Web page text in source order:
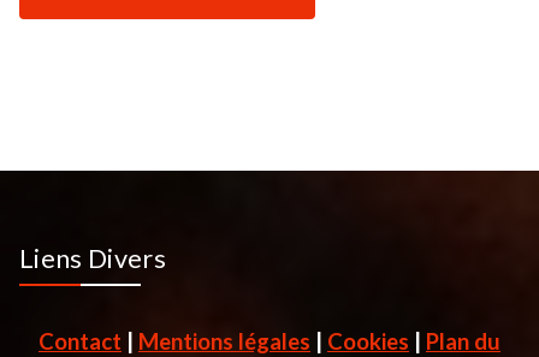
Liens Divers
Contact Mentions légales Cookies
Plan du